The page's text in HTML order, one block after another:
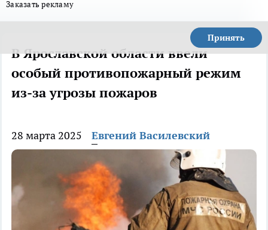
Заказать рекламу
Принять
В Ярославской области ввели
особый противопожарный режим
из-за угрозы пожаров
28 марта 2025 Евгений Василевский